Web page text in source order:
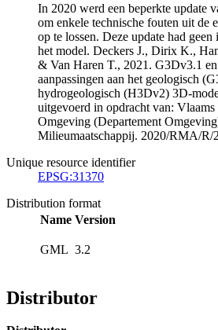
In 2020 werd een beperkte update
om enkele technische fouten uit de
op te lossen. Deze update had
het model. Deckers J., Dirix K.,
& Van Haren T., 2021. G3Dv3.1
aanpassingen aan het geologisch
hydrogeologisch (H3Dv2) 3D-
uitgevoerd in opdracht van:
Omgeving (Departement
Milieumaatschappij. 2020/RMA/R/
Unique resource identifier
EPSG:31370
Distribution format
Name Version
GML 3.2
Distributor